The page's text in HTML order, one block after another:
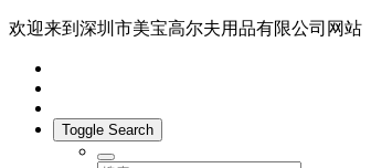
欢迎来到深圳市美宝高尔夫用品有限公司网站
Toggle Search